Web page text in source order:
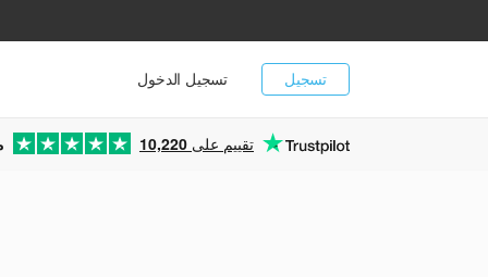
تسجيل تسجيل الدخول
10,220 تقييم على